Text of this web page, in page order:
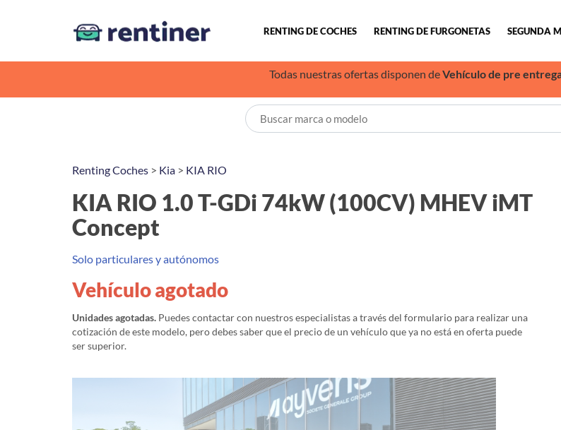
RENTING DE COCHES RENTING DE FURGONETAS SEGUNDA
Todas nuestras ofertas disponen deVehículo de pre
Renting Coches > Kia > KIA RIO
KIA RIO 1.0 T-GDi 74kW (100CV) MHEV iMT
Concept
Solo particulares y autónomos
Vehículo agotado
Unidades agotadas. Puedes contactar con nuestros especialistas a través del formulario para realizar una
cotización de este modelo, pero debes saber que el precio de un vehículo que ya no está en oferta puede
ser superior.